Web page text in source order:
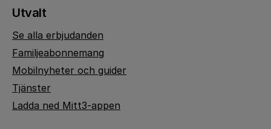
Utvalt
Se alla erbjudanden
Familjeabonnemang
Mobilnyheter och guider
Tjänster
Ladda ned Mitt3-appen